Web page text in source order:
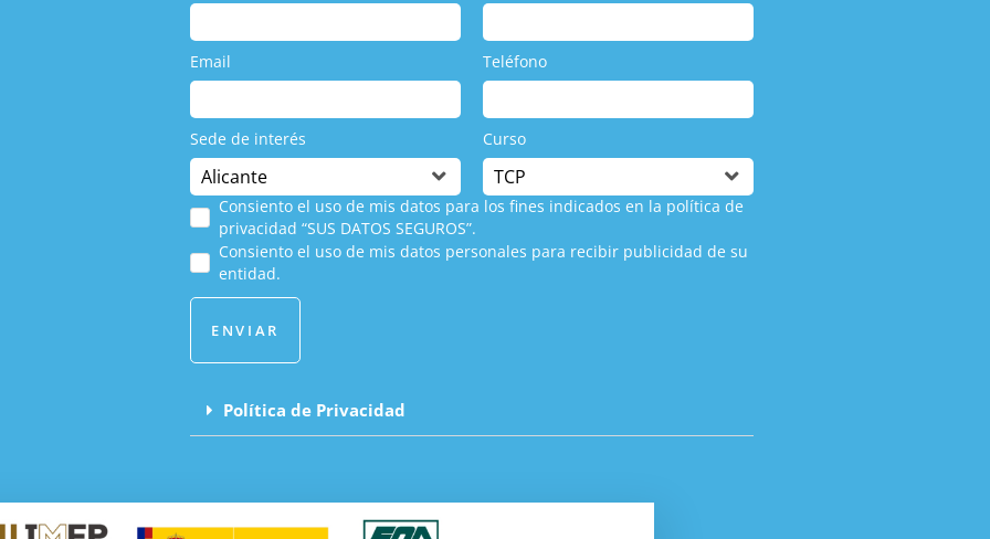
Email Teléfono
Sede de interés Curso
Consiento el uso de mis datos para los fines indicados en la política de
privacidad “SUS DATOS SEGUROS”.
Consiento el uso de mis datos personales para recibir publicidad de su
entidad.
ENVIAR
Política de Privacidad